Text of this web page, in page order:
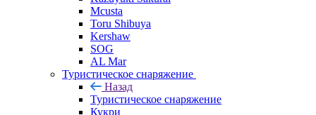
Mcusta
Toru Shibuya
Kershaw
SOG
AL Mar
Туристическое снаряжение
Назад
Туристическое снаряжение
Кукри